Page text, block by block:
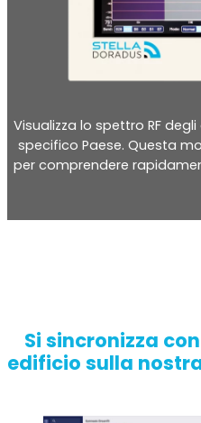
Amplificazione del
Visualizza lo spettro RF
specifico Paese. Questa
per comprendere
Si sincronizza
edificio sulla